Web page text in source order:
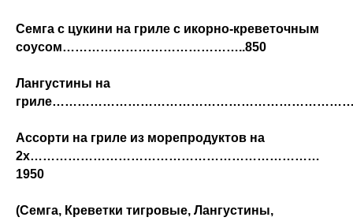
Семга с цукини на гриле с икорно-креветочным
соусом……………………………………..850
Лангустины на
Ассорти на гриле из морепродуктов на
2х……………………………………………………………
1950
(Семга, Креветки тигровые, Лангустины,